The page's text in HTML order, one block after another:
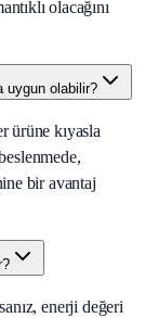
olacağını
uygun olabilir?
ürüne kıyasla
bir avantaj
enerji değeri